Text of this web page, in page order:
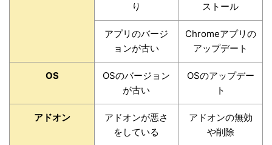
り
ストール
アプリのバージ
ョンが古い
Chromeアプリの
アップデート
OS
OSのバージョン
が古い
OSのアップデー
ト
アドオン
アドオンが悪さ
をしている
アドオンの無効
や削除